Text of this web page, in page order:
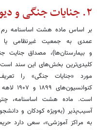
۲. جنایات جنگی و دیوان کیفری بین‌المللی
بر اساس ماده هشت اساسنامه رم
عمدی به جمعیت غیرنظامی یا
و بیمارستان‌ها)، مصداق
کلیدی‌ترین بخش‌های این سند
مورد «جنایات جنگی» را
است. ماده هشت اساسنامه،
آسیب‌پذیر (به‌ویژه کودکان و
به مراکز آموزشی»، سعی دارد